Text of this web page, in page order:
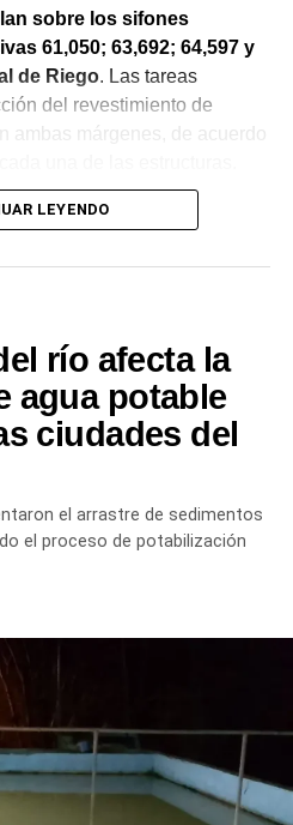
sobre los sifones
61,050; 63,692; 64,597 y
de Riego. Las tareas
del revestimiento de
ambas márgenes, de acuerdo
de losas deterioradas, la
nuevo revestimiento de
de acero y el sellado de
de la infraestructura.
esta intervención forma
y renovación de la
con el propósito de
agua, preservar el Canal
del Alto Valle.
LEYENDO
río afecta la
agua potable
ciudades del
el arrastre de sedimentos
el proceso de potabilización